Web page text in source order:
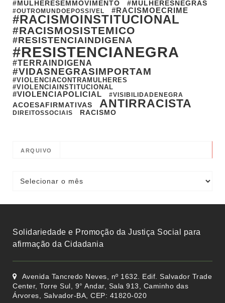
#MULHERESEMMOVIMENTO #MULHERESNEGRAS
#OUTROMUNDOEPOSSIVEL #RACISMOECRIME
#RACISMOINSTITUCIONAL
#RACISMOSISTEMICO
#RESISTENCIAINDIGENA
#RESISTENCIANEGRA
#TERRAINDIGENA
#VIDASNEGRASIMPORTAM
#VIOLENCIACONTRAMULHERES
#VIOLENCIAINSTITUCIONAL
#VIOLENCIAPOLICIAL #VISIBILIDADENEGRA
ACOESAFIRMATIVAS ANTIRRACISTA
DIREITOSSOCIAIS RACISMO
ARQUIVO
Solidariedade e Promoção da Justiça Social para
afirmação da Cidadania
Avenida Tancredo Neves, nº 1632. Edif. Salvador Trade
Center, Torre Sul, 9° Andar, Sala 913, Caminho das
Árvores, Salvador-BA, CEP: 41820-020